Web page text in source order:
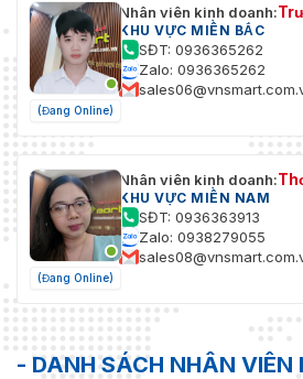
(Đang Online)
Nhân viên kinh doanh:
KHU VỰC MIỀN BẮC
SĐT: 0936365262
Zalo: 0936365262
(Đang Online)
Nhân viên kinh doanh:
KHU VỰC MIỀN NAM
SĐT: 0936363913
Zalo: 0938279055
- DANH SÁCH NHÂN VIÊN